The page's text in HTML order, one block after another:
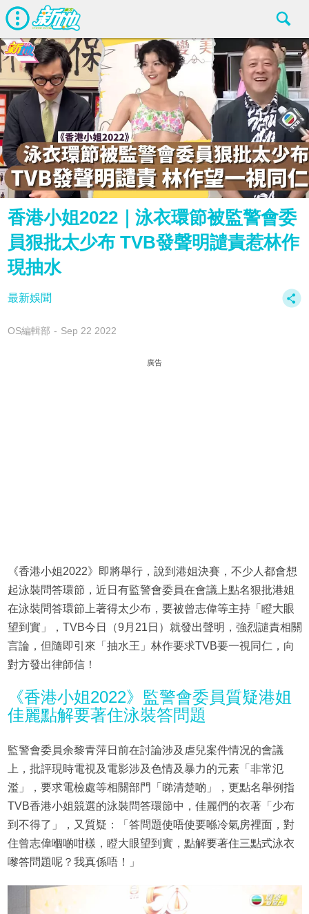
香港小姐2022｜泳衣環節被監警會委
員狠批太少布 TVB發聲明譴責惹林作
現抽水
最新娛聞
OS編輯部 Sep 22 2022
廣告
《香港小姐2022》即將舉行，說到港姐決賽，不少人都會想
起泳裝問答環節，近日有監警會委員在會議上點名狠批港姐
在泳裝問答環節上著得太少布，要被曾志偉等主持「瞪大眼
望到實」，TVB今日（9月21日）就發出聲明，強烈譴責相關
言論，但隨即引來「抽水王」林作要求TVB要一視同仁，向
對方發出律師信！
《香港小姐2022》監警會委員質疑港姐
佳麗點解要著住泳裝答問題
監警會委員余黎青萍日前在討論涉及虐兒案件情况的會議
上，批評現時電視及電影涉及色情及暴力的元素「非常氾
濫」，要求電檢處等相關部門「睇清楚啲」，更點名舉例指
TVB香港小姐競選的泳裝問答環節中，佳麗們的衣著「少布
到不得了」，又質疑：「答問題使唔使要喺冷氣房裡面，對
住曾志偉嗰啲咁樣，瞪大眼望到實，點解要著住三點式泳衣
嚟答問題呢？我真係唔！」